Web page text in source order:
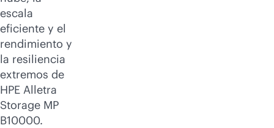
escala
eficiente y el
rendimiento y
la resiliencia
extremos de
HPE Alletra
Storage MP
B10000.